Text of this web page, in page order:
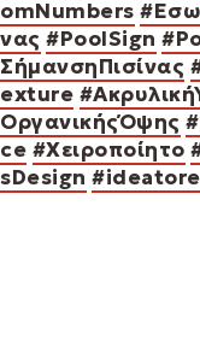
omNumbers
νας #PoolSign
ΣήμανσηΠισίνας
exture
ΟργανικήςΌψης
ce #Χειροποίητο
sDesign